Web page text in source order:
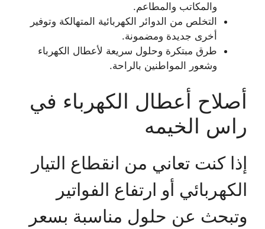
والمكاتب والمطاعم.
التخلص من الدوائر الكهربائية المتهالكة وتوفير
أخرى جديدة ومضمونة.
طرق مبتكرة وحلول سريعة لأعطال الكهرباء
وشعور المواطنين بالراحة.
أصلاح أعطال الكهرباء في
راس الخيمه
إذا كنت تعاني من انقطاع التيار
الكهربائي أو ارتفاع الفواتير
وتبحث عن حلول مناسبة بسعر